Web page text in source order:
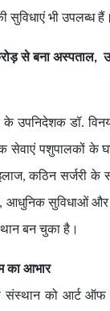
सुविधाएं भी उपलब्ध हैं।
से बना अस्पताल,
के उपनिदेशक डॉ.
पशुपालकों के
इलाज, कठिन सर्जरी
आधुनिक सुविधाओं
बन चुका है।
का आभार
को आर्ट ऑफ